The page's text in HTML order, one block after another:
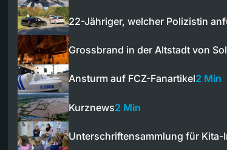
22-Jähriger, welcher Polizistin
Grossbrand in der Altstadt von
Ansturm auf FCZ-Fanartikel2 Min
Kurznews2 Min
Unterschriftensammlung für Kita-